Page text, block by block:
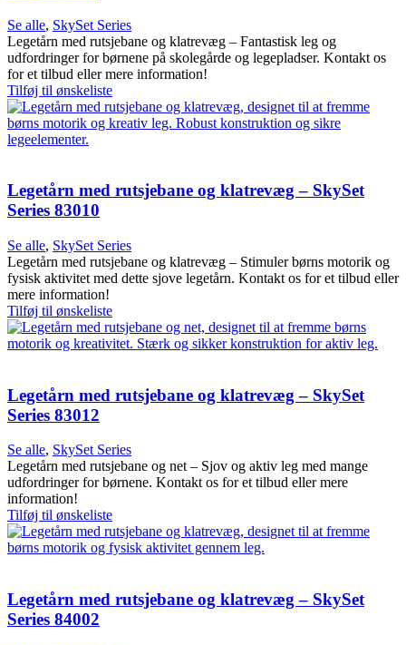
Se alle, SkySet Series
Legetårn med rutsjebane og klatrevæg – Fantastisk leg og
udfordringer for børnene på skolegårde og legepladser. Kontakt os
for et tilbud eller mere information!
Tilføj til ønskeliste
Legetårn med rutsjebane og klatrevæg – SkySet
Series 83010
Se alle, SkySet Series
Legetårn med rutsjebane og klatrevæg – Stimuler børns motorik og
fysisk aktivitet med dette sjove legetårn. Kontakt os for et tilbud eller
mere information!
Tilføj til ønskeliste
Legetårn med rutsjebane og klatrevæg – SkySet
Series 83012
Se alle, SkySet Series
Legetårn med rutsjebane og net – Sjov og aktiv leg med mange
udfordringer for børnene. Kontakt os for et tilbud eller mere
information!
Tilføj til ønskeliste
Legetårn med rutsjebane og klatrevæg – SkySet
Series 84002